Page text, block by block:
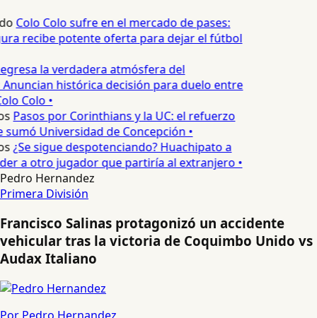
Colo Colo sufre en el mercado de pases:
recibe potente oferta para dejar el fútbol
la verdadera atmósfera del
histórica decisión para duelo entre
Colo •
Pasos por Corinthians y la UC: el refuerzo
Universidad de Concepción •
¿Se sigue despotenciando? Huachipato a
a otro jugador que partiría al extranjero •
Pedro Hernandez
Primera División
Francisco Salinas protagonizó un accidente
vehicular tras la victoria de Coquimbo Unido vs
Audax Italiano